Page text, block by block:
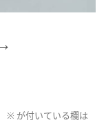
※ が付いている欄は